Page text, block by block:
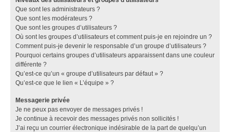
Que sont les administrateurs ?
Que sont les modérateurs ?
Que sont les groupes d’utilisateurs ?
Où sont les groupes d’utilisateurs et comment puis-je en rejoindre un ?
Comment puis-je devenir le responsable d’un groupe d’utilisateurs ?
Pourquoi certains groupes d’utilisateurs apparaissent dans une couleur
différente ?
Qu’est-ce qu’un « groupe d’utilisateurs par défaut » ?
Qu’est-ce que le lien « L’équipe » ?
Messagerie privée
Je ne peux pas envoyer de messages privés !
Je continue à recevoir des messages privés non sollicités !
J’ai reçu un courrier électronique indésirable de la part de quelqu’un